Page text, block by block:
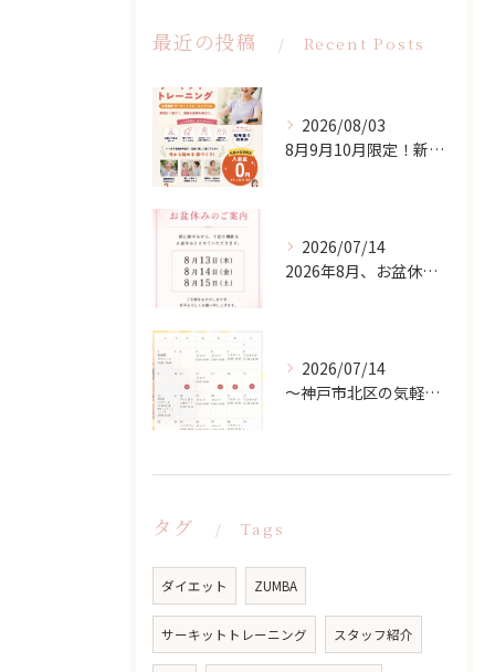
最近の投稿 Recent Posts
2026/08/03
8月9月10月限定！新入会応援キャンペーン！
2026/07/14
2026年8月、お盆休みのお知らせ
2026/07/14
〜神戸市北区の気軽な習い事ならsoukenbi〜8月のスクールカレンダー
タグ Tags
ダイエット ZUMBA
サーキットトレーニング スタッフ紹介